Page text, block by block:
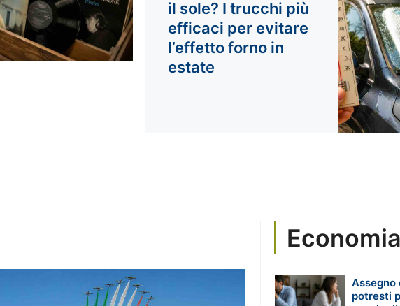
il sole? I trucchi più
efficaci per evitare
l’effetto forno in
estate
Economia
Assegno
potresti